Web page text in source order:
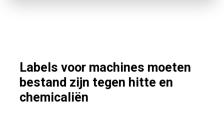
Labels voor machines moeten
bestand zijn tegen hitte en
chemicaliën